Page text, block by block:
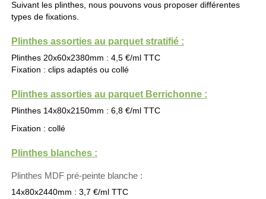
Suivant les plinthes, nous pouvons vous proposer différentes
types de fixations.
Plinthes assorties au parquet stratifié :
Plinthes 20x60x2380mm : 4,5 €/ml TTC
Fixation : clips adaptés ou collé
Plinthes assorties au parquet Berrichonne :
Plinthes 14x80x2150mm : 6,8 €/ml TTC
Fixation : collé
Plinthes blanches :
Plinthes MDF pré-peinte blanche :
14x80x2440mm : 3,7 €/ml TTC